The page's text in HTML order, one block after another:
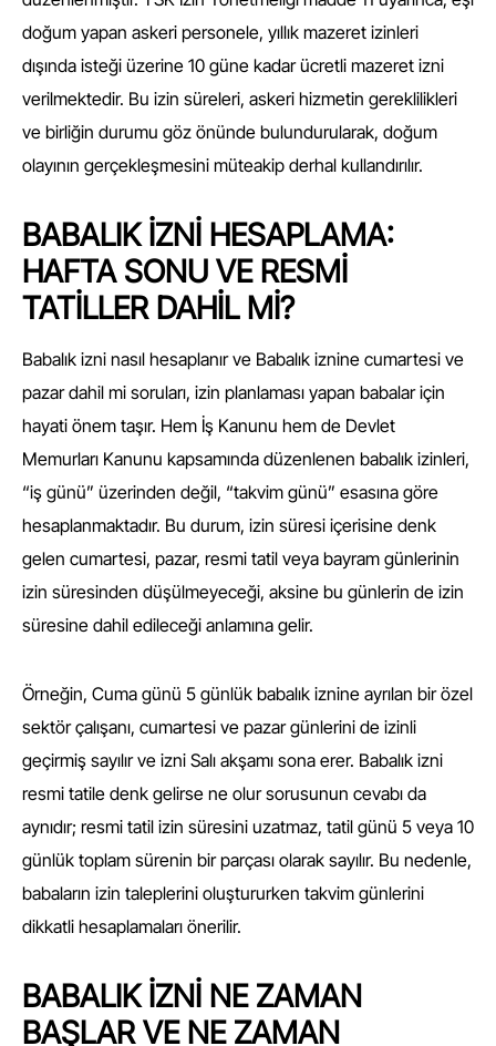
doğum yapan askeri personele, yıllık mazeret izinleri
dışında isteği üzerine 10 güne kadar ücretli mazeret izni
verilmektedir. Bu izin süreleri, askeri hizmetin gereklilikleri
ve birliğin durumu göz önünde bulundurularak, doğum
olayının gerçekleşmesini müteakip derhal kullandırılır.
BABALIK İZNİ HESAPLAMA:
HAFTA SONU VE RESMİ
TATİLLER DAHİL Mİ?
Babalık izni nasıl hesaplanır ve Babalık iznine cumartesi ve
pazar dahil mi soruları, izin planlaması yapan babalar için
hayati önem taşır. Hem İş Kanunu hem de Devlet
Memurları Kanunu kapsamında düzenlenen babalık izinleri,
“iş günü” üzerinden değil, “takvim günü” esasına göre
hesaplanmaktadır. Bu durum, izin süresi içerisine denk
gelen cumartesi, pazar, resmi tatil veya bayram günlerinin
izin süresinden düşülmeyeceği, aksine bu günlerin de izin
süresine dahil edileceği anlamına gelir.
Örneğin, Cuma günü 5 günlük babalık iznine ayrılan bir özel
sektör çalışanı, cumartesi ve pazar günlerini de izinli
geçirmiş sayılır ve izni Salı akşamı sona erer. Babalık izni
resmi tatile denk gelirse ne olur sorusunun cevabı da
aynıdır; resmi tatil izin süresini uzatmaz, tatil günü 5 veya 10
günlük toplam sürenin bir parçası olarak sayılır. Bu nedenle,
babaların izin taleplerini oluştururken takvim günlerini
dikkatli hesaplamaları önerilir.
BABALIK İZNİ NE ZAMAN
BAŞLAR VE NE ZAMAN